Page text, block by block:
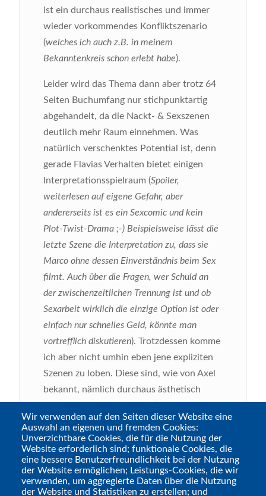
ist ein durchaus realistisches und immer
wieder vorkommendes Konfliktszenario
(welches ich auch z.B. in meinem
Bekanntenkreis schon erlebt habe).
Leider wird das Thema dann aber trotz 64
Seiten Buchumfang nur stichpunktartig
abgehandelt, da die Nackt- & Sexszenen
deutlich mehr Raum einnehmen. Was
natürlich verschenktes Potential ist, denn
gerade Flavias Verhalten bietet einigen
Interpretationsspielraum (Spoiler,
weiterlesen auf eigene Gefahr, aber
andererseits ist es ein Sexcomic und kein
Plot-Twist-Drama ;-) Beispielsweise lässt die
letzte Szene die Interpretation zu, dass sie
Marco ohne dessen Einverständnis beim Sex
filmt. Auch über die Fragen, wer Schuld an
der zwischenzeitlichen Trennung ist und ob
Sexarbeit wirklich die einzige Option ist oder
einfach nur schnelles Geld, könnte man
vortrefflich diskutieren). Trotzdessen komme
ich aber nicht umhin eben jene expliziten
Szenen zu loben. Diese sind, wie von Axel
bekannt, nämlich durchaus ästhetisch
man wirklich glaubt, dass hier „echte
Menschen“ Sex haben. Einige Praktiken
hätte ich nicht haben müssen, aber ich will
jetzt auch kein Kink-Shaming betreiben, ist
halt nur nicht mein Bier. Deswegen ändert
Wir verwenden auf den Seiten dieser Website eine
Auswahl an eigenen und fremden Cookies:
Unverzichtbare Cookies, die für die Nutzung der
Website erforderlich sind; funktionale Cookies, die
eine bessere Benutzerfreundlichkeit bei der Nutzung
der Website ermöglichen; Leistungs-Cookies, die wir
verwenden, um aggregierte Daten über die Nutzung
der Website und Statistiken zu erstellen; und